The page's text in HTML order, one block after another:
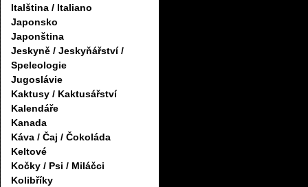
Italština / Italiano
Japonsko
Japonština
Jeskyně / Jeskyňářství /
Speleologie
Jugoslávie
Kaktusy / Kaktusářství
Kalendáře
Kanada
Káva / Čaj / Čokoláda
Keltové
Kočky / Psi / Miláčci
Kolibříky